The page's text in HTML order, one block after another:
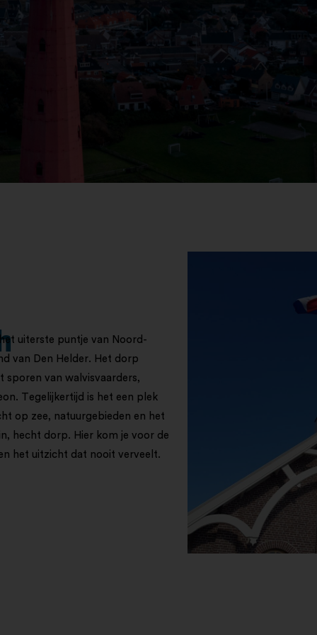
uiterste puntje van Noord-
van Den Helder. Het dorp
sporen van walvisvaarders,
Tegelijkertijd is het een plek
op zee, natuurgebieden en het
hecht dorp. Hier kom je voor de
het uitzicht dat nooit verveelt.